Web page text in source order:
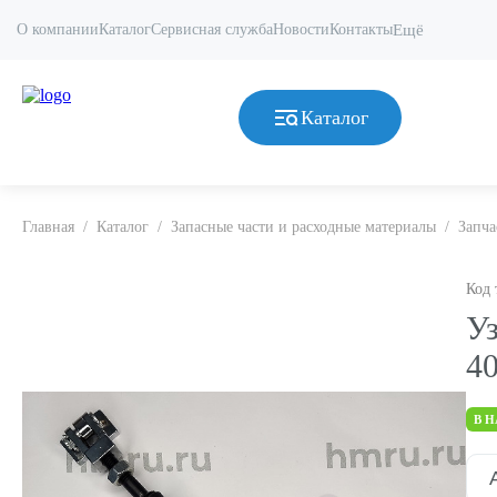
О компанииКаталогСервисная службаНовостиКонтактыЕщё
Каталог
Главная / Каталог / Запасные части и расходные материалы /
Код
В